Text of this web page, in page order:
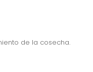
de la cosecha.